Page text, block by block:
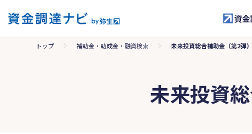
資
トップ 補助金・助成金・融資検索 未来投資総合補助金（第2弾）
未来投資